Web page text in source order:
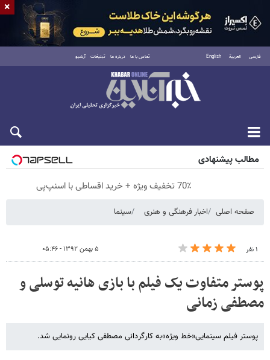
فارسی العربية English تماس با ما درباره ما تبلیغات آرشیو
پنجشنبه ۱۵ مرداد ۱۴۰۵
مطالب پیشنهادی
70٪ تخفیف ویژه + خرید اقساطی با اسنپ‌پی
صفحه اصلی اخبار فرهنگی و هنری سینما
۱ نفر ۵ بهمن ۱۳۹۲ - ۰۵:۴۶
پوستر متفاوت یک فیلم با بازی هانیه توسلی و
مصطفی زمانی
پوستر فیلم سینمایی«خط ویژه»به کارگردانی مصطفی کیایی رونمایی شد.
×